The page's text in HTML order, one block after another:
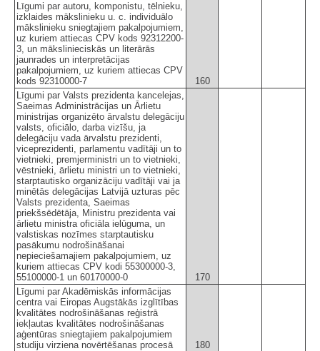
Līgumi par autoru, komponistu, tēlnieku,
izklaides mākslinieku u. c. individuālo
mākslinieku sniegtajiem pakalpojumiem,
uz kuriem attiecas CPV kods 92312200-
3, un mākslinieciskās un literārās
jaunrades un interpretācijas
pakalpojumiem, uz kuriem attiecas CPV
kods 92310000-7
160
Līgumi par Valsts prezidenta kancelejas,
Saeimas Administrācijas un Ārlietu
ministrijas organizēto ārvalstu delegāciju
valsts, oficiālo, darba vizīšu, ja
delegāciju vada ārvalstu prezidenti,
viceprezidenti, parlamentu vadītāji un to
vietnieki, premjerministri un to vietnieki,
vēstnieki, ārlietu ministri un to vietnieki,
starptautisko organizāciju vadītāji vai ja
minētās delegācijas Latvijā uzturas pēc
Valsts prezidenta, Saeimas
priekšsēdētāja, Ministru prezidenta vai
ārlietu ministra oficiāla ielūguma, un
valstiskas nozīmes starptautisku
pasākumu nodrošināšanai
nepieciešamajiem pakalpojumiem, uz
kuriem attiecas CPV kodi 55300000-3,
55100000-1 un 60170000-0
170
Līgumi par Akadēmiskās informācijas
centra vai Eiropas Augstākās izglītības
kvalitātes nodrošināšanas reģistrā
iekļautas kvalitātes nodrošināšanas
aģentūras sniegtajiem pakalpojumiem
studiju virziena novērtēšanas procesā
180